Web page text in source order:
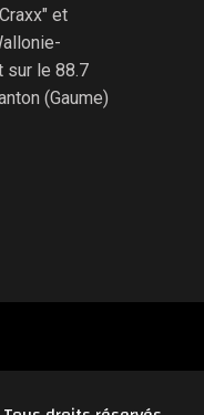
et
sur le 88.7
(Gaume)